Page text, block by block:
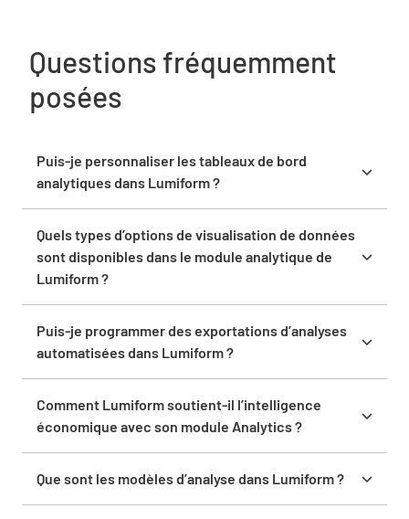
Questions fréquemment
posées
Puis-je personnaliser les tableaux de bord
analytiques dans Lumiform ?
besoins et préférences spécifiques.
Quels types d’options de visualisation de données
sont disponibles dans le module analytique de
Lumiform ?
des nombres simples, des diagrammes à barres, des
Puis-je programmer des exportations d’analyses
automatisées dans Lumiform ?
toujours les dernières informations sur les données.
Comment Lumiform soutient-il l’intelligence
économique avec son module Analytics ?
personnalisables, des mises à jour de données en
Que sont les modèles d’analyse dans Lumiform ?